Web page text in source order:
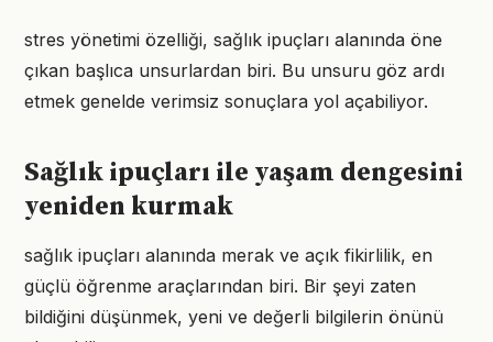
stres yönetimi özelliği, sağlık ipuçları alanında öne
çıkan başlıca unsurlardan biri. Bu unsuru göz ardı
etmek genelde verimsiz sonuçlara yol açabiliyor.
Sağlık ipuçları ile yaşam dengesini
yeniden kurmak
sağlık ipuçları alanında merak ve açık fikirlilik, en
güçlü öğrenme araçlarından biri. Bir şeyi zaten
bildiğini düşünmek, yeni ve değerli bilgilerin önünü